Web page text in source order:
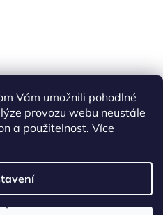
Vám umožnili pohodlné
provozu webu neustále
a použitelnost. Více
Shoptet